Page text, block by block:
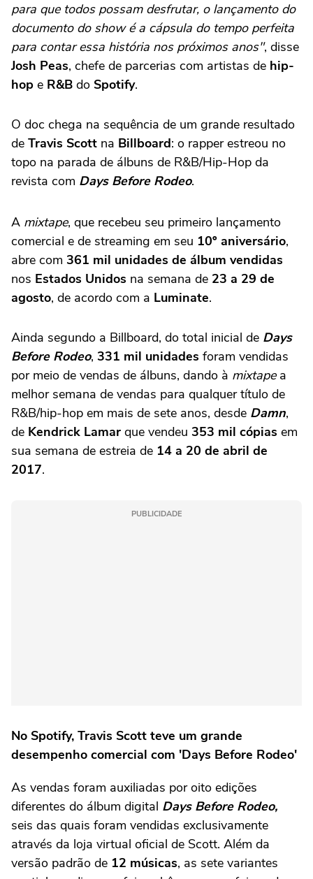
para que todos possam desfrutar, o lançamento do
documento do show é a cápsula do tempo perfeita
para contar essa história nos próximos anos", disse
Josh Peas, chefe de parcerias com artistas de hip-
hop e R&B do Spotify.
O doc chega na sequência de um grande resultado
de Travis Scott na Billboard: o rapper estreou no
topo na parada de álbuns de R&B/Hip-Hop da
revista com Days Before Rodeo.
A mixtape, que recebeu seu primeiro lançamento
comercial e de streaming em seu 10º aniversário,
abre com 361 mil unidades de álbum vendidas
nos Estados Unidos na semana de 23 a 29 de
agosto, de acordo com a Luminate.
Ainda segundo a Billboard, do total inicial de Days
Before Rodeo, 331 mil unidades foram vendidas
por meio de vendas de álbuns, dando à mixtapea
melhor semana de vendas para qualquer título de
R&B/hip-hop em mais de sete anos, desde Damn,
de Kendrick Lamar que vendeu 353 mil cópias em
sua semana de estreia de 14 a 20 de abril de
2017.
PUBLICIDADE
No Spotify, Travis Scott teve um grande
desempenho comercial com 'Days Before Rodeo'
As vendas foram auxiliadas por oito edições
diferentes do álbum digital Days Before Rodeo,
seis das quais foram vendidas exclusivamente
através da loja virtual oficial de Scott. Além da
versão padrão de 12 músicas, as sete variantes